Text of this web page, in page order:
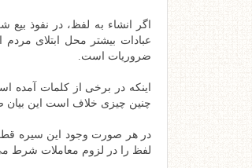
اگر انشاء به لفظ، در نفوذ
عبادات بیشتر محل ابتلای
ضروریات است.
اینکه در برخی از کلمات آمده
چنین چیزی خلاف است این بیان
در هر صورت وجود این سیره
لفظ را در لزوم معاملات شرط